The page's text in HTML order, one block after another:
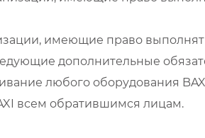
имеющие право
дополнительные
любого оборудования
всем обратившимся лицам.